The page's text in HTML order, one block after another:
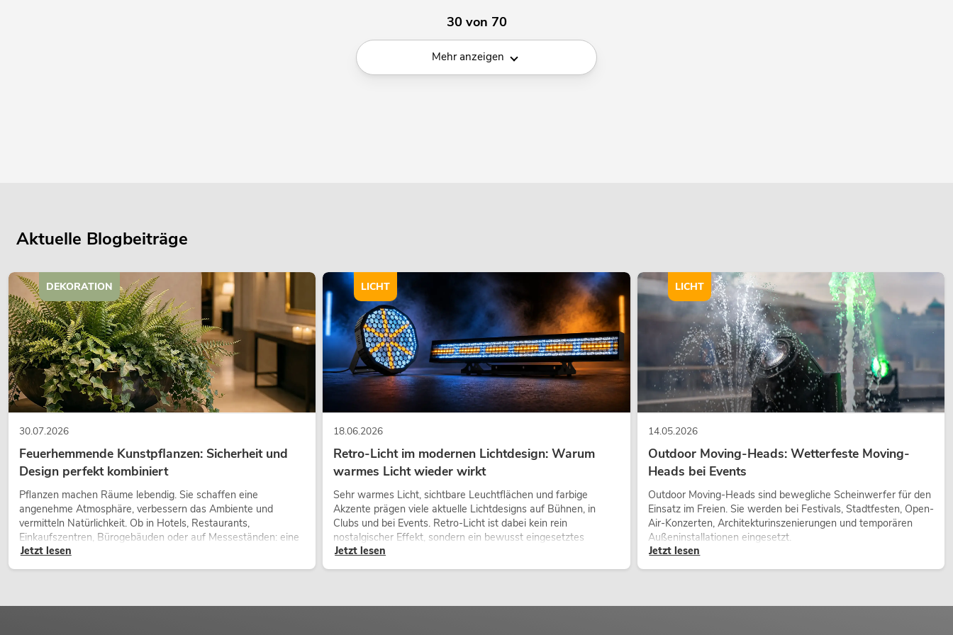
30 von 70
Mehr anzeigen
Aktuelle Blogbeiträge
30.07.2026
Feuerhemmende Kunstpflanzen: Sicherheit und
Design perfekt kombiniert
Pflanzen machen Räume lebendig. Sie schaffen eine
angenehme Atmosphäre, verbessern das Ambiente und
vermitteln Natürlichkeit. Ob in Hotels, Restaurants,
Einkaufszentren, Bürogebäuden oder auf Messeständen: eine
hochwertige Begrünung gehört heute längst zum modernen
Jetzt lesen
DEKORATION
18.06.2026
Retro-Licht im modernen Lichtdesign: Warum
warmes Licht wieder wirkt
Sehr warmes Licht, sichtbare Leuchtflächen und farbige
Akzente prägen viele aktuelle Lichtdesigns auf Bühnen, in
Clubs und bei Events. Retro-Licht ist dabei kein rein
nostalgischer Effekt, sondern ein bewusst eingesetztes
Gestaltungsmittel: Es schafft Atmosphäre, gibt Szenen
Jetzt lesen
LICHT
14.05.2026
Outdoor Moving-Heads: Wetterfeste Moving-
Heads bei Events
Outdoor Moving-Heads sind bewegliche Scheinwerfer für den
Einsatz im Freien. Sie werden bei Festivals, Stadtfesten, Open-
Air-Konzerten, Architekturinszenierungen und temporären
Außeninstallationen eingesetzt.
Jetzt lesen
LICHT